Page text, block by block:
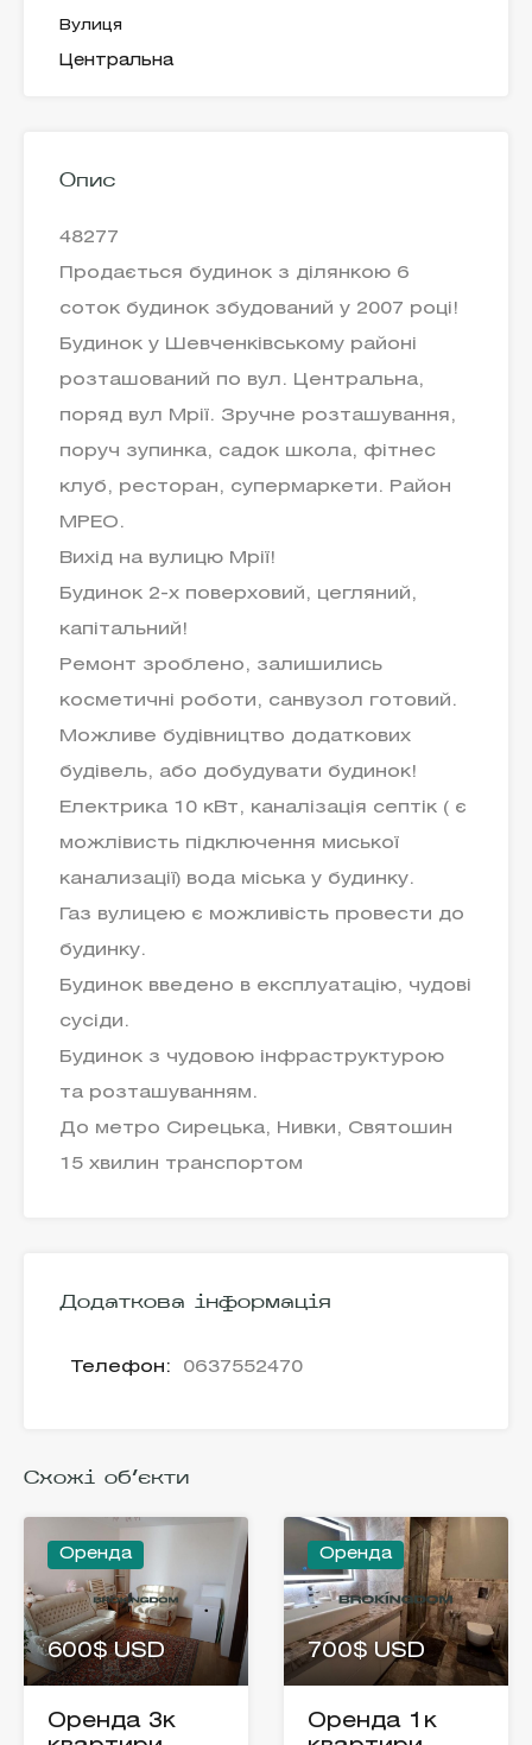
Вулиця
Центральна
Опис
48277
Продається будинок з ділянкою 6
соток будинок збудований у 2007 році!
Будинок у Шевченківському районі
розташований по вул. Центральна,
поряд вул Мрії. Зручне розташування,
поруч зупинка, садок школа, фітнес
клуб, ресторан, супермаркети. Район
МРЕО.
Вихід на вулицю Мрії!
Будинок 2-х поверховий, цегляний,
капітальний!
Ремонт зроблено, залишились
косметичні роботи, санвузол готовий.
Можливе будівництво додаткових
будівель, або добудувати будинок!
Електрика 10 кВт, каналізація септік ( є
можлівисть підключення миської
канализації) вода міська у будинку.
Газ вулицею є можливість провести до
будинку.
Будинок введено в експлуатацію, чудові
сусіди.
Будинок з чудовою інфраструктурою
та розташуванням.
До метро Сирецька, Нивки, Святошин
15 хвилин транспортом
Додаткова інформація
Телефон: 0637552470
Схожі об'єкти
Оренда
600$ USD
Оренда 3к
Оренда
700$ USD
Оренда 1к